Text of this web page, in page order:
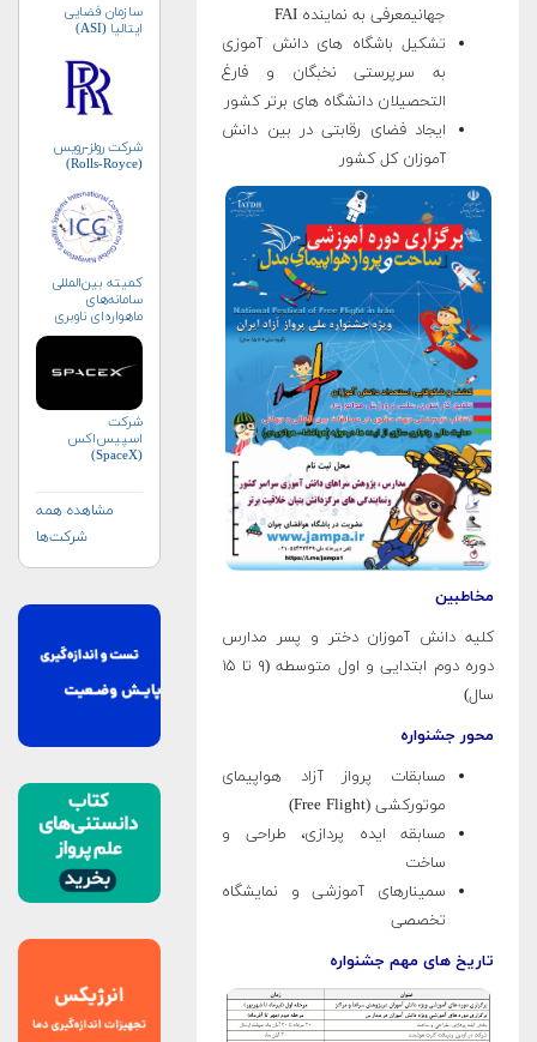
جهانیمعرفی به نماینده FAI
تشکیل باشگاه های دانش آموزی
به سرپرستی نخبگان و فارغ
التحصیلان دانشگاه های برتر کشور
ایجاد فضای رقابتی در بین دانش
آموزان کل کشور
مخاطبین
کلیه دانش آموزان دختر و پسر مدارس
دوره دوم ابتدایی و اول متوسطه (۹ تا ۱۵
سال)
محور جشنواره
مسابقات پرواز آزاد هواپیمای
موتورکشی (Free Flight)
مسابقه ایده پردازی، طراحی و
ساخت
سمینارهای آموزشی و نمایشگاه
تخصصی
تاریخ های مهم جشنواره
سازمان فضایی
ایتالیا (ASI)
شرکت رولز-رویس
(Rolls-Royce)
کمیته بین‌المللی
سامانه‌های
ماهواره‌ای ناوبری
جهانی (ICG)
شرکت
اسپیس‌اکس
(SpaceX)
مشاهده همه
شرکت‌ها